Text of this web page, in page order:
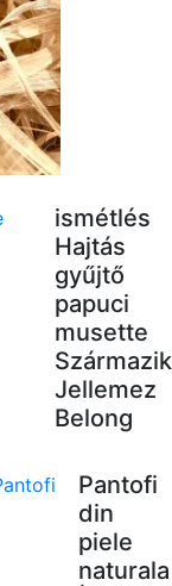
ismétlés
Hajtás
gyűjtő
papuci
musette
Származik
Jellemez
Belong
Pantofi
din
piele
naturala